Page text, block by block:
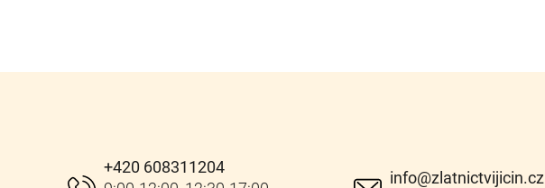
info@zlatnictvijicin.cz
+420 608311204